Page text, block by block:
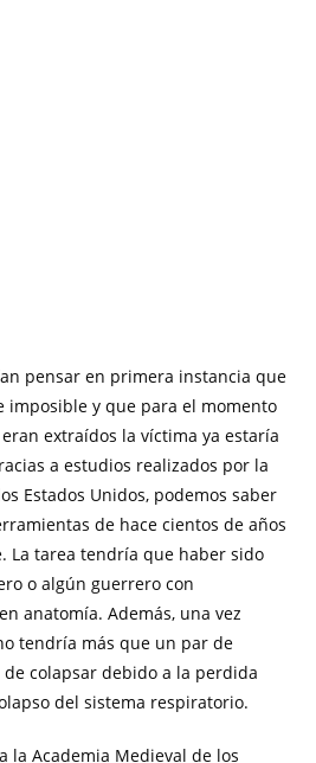
pensar en primera instancia que
imposible y que para el momento
extraídos la víctima ya estaría
a estudios realizados por la
Estados Unidos, podemos saber
de hace cientos de años
La tarea tendría que haber sido
o algún guerrero con
anatomía. Además, una vez
tendría más que un par de
colapsar debido a la perdida
del sistema respiratorio.
la Academia Medieval de los